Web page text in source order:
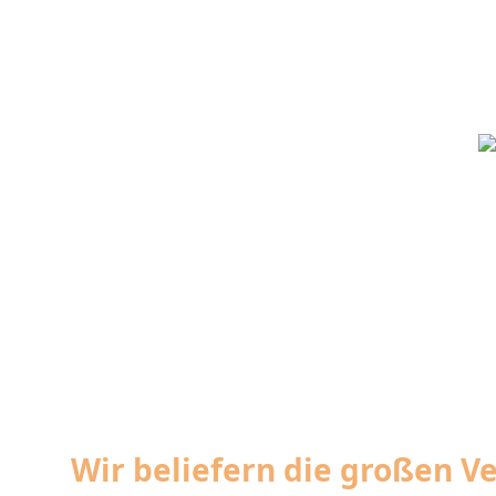
Wir beliefern die großen